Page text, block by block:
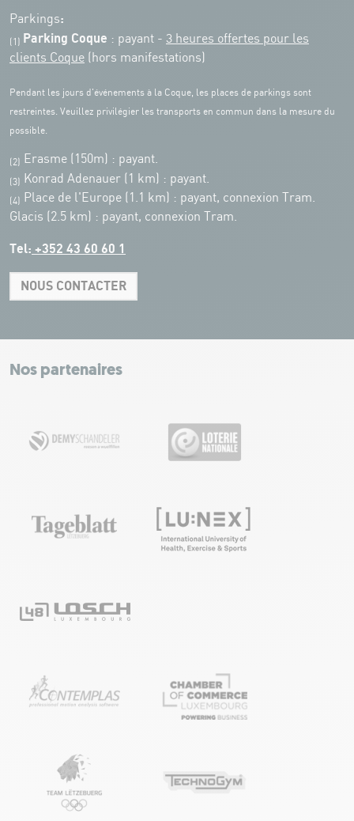
Parkings:
(1) Parking Coque : payant - 3 heures offertes pour les
clients Coque (hors manifestations)
Pendant les jours d'événements à la Coque, les places de parkings sont
restreintes. Veuillez privilégier les transports en commun dans la mesure du
possible.
(2) Erasme (150m) : payant.
(3) Konrad Adenauer (1 km) : payant.
(4)
Place de l'Europe (1.1 km) : payant, connexion Tram.
Glacis (2.5 km) : payant, connexion Tram.
Tel: +352 43 60 60 1
NOUS CONTACTER
+
−
Leaflet|Map tiles by Carto, under CC BY 3.0. Data by OpenStreetMap, under
Nos partenaires